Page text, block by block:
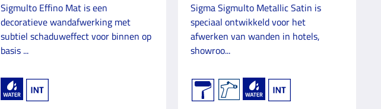
Sigmulto Effino Mat is een
decoratieve wandafwerking met
subtiel schaduweffect voor binnen op
basis ...
Sigma Sigmulto Metallic Satin is
speciaal ontwikkeld voor het
afwerken van wanden in hotels,
showroo...